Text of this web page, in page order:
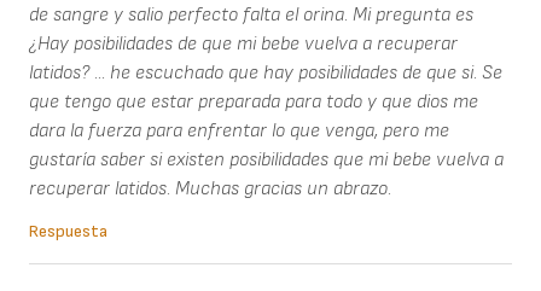
de sangre y salio perfecto falta el orina. Mi pregunta es
¿Hay posibilidades de que mi bebe vuelva a recuperar
latidos? ... he escuchado que hay posibilidades de que si. Se
que tengo que estar preparada para todo y que dios me
dara la fuerza para enfrentar lo que venga, pero me
gustaría saber si existen posibilidades que mi bebe vuelva a
recuperar latidos. Muchas gracias un abrazo.
Respuesta